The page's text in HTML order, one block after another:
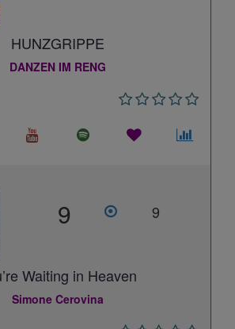
HUNZGRIPPE
DANZEN IM RENG
9 9
Waiting in Heaven
Simone Cerovina